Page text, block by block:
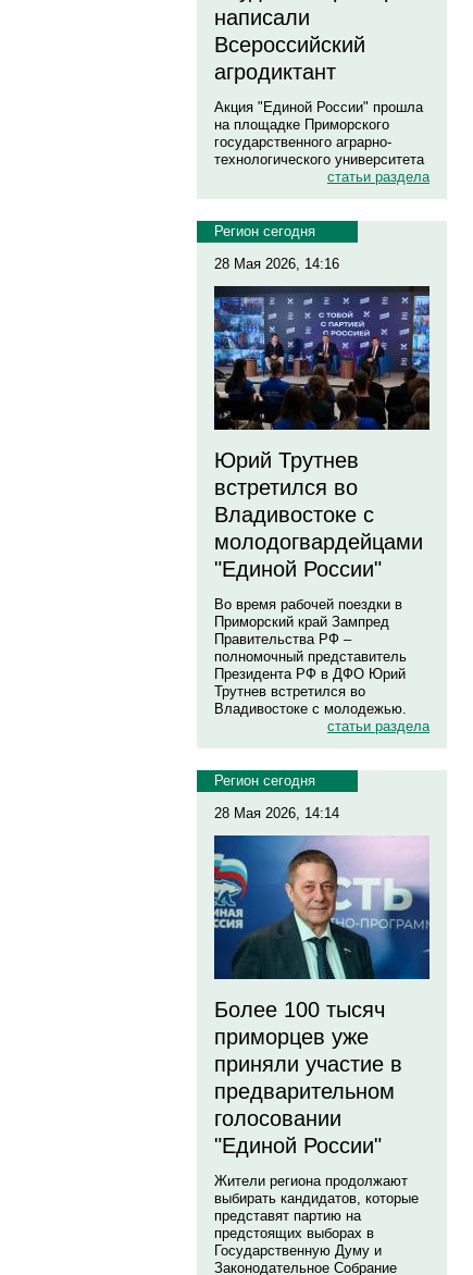
написали
Всероссийский
агродиктант
Акция "Единой России" прошла
на площадке Приморского
государственного аграрно-
технологического университета
статьи раздела
Регион сегодня
28 Мая 2026, 14:16
Юрий Трутнев
встретился во
Владивостоке с
молодогвардейцами
"Единой России"
Во время рабочей поездки в
Приморский край Зампред
Правительства РФ –
полномочный представитель
Президента РФ в ДФО Юрий
Трутнев встретился во
Владивостоке с молодежью.
статьи раздела
Регион сегодня
28 Мая 2026, 14:14
Более 100 тысяч
приморцев уже
приняли участие в
предварительном
голосовании
"Единой России"
Жители региона продолжают
выбирать кандидатов, которые
представят партию на
предстоящих выборах в
Государственную Думу и
Законодательное Собрание